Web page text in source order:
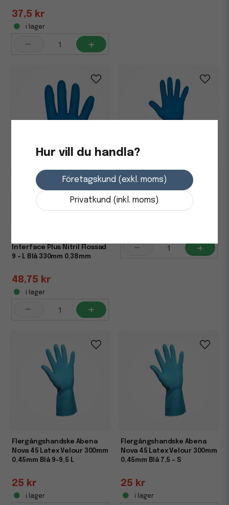
37,5 kr
i lager
- +
Interface Plus Nitril Flossad
9 - L Blå 330mm 0,38mm
48,75 kr
i lager
- +
Flergångshandske Abena
Interface Plus Nitril Flossad
8 - M Blå 330mm 0,38mm
- +
Flergångshandske Abena
Nova 45 Latex Velour 300mm
0,45mm Blå 9-9,5 L
25 kr
i lager
Flergångshandske Abena
Nova 45 Latex Velour 300mm
0,45mm Blå 7,5 - S
25 kr
i lager
Hur vill du handla?
Företagskund (exkl. moms)
Privatkund (inkl. moms)